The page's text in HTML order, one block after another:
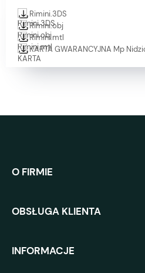
Rimini.3DS
Rimini.obj
Rimini.mtl
KARTA GWARANCYJNA Mp
O FIRMIE
OBSŁUGA KLIENTA
INFORMACJE